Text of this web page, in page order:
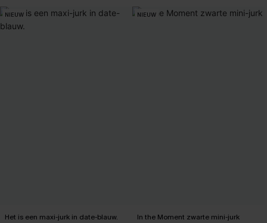
NIEUW
Het is een maxi-jurk in date-blauw.
NIEUW
In the Moment zwarte mini-jurk